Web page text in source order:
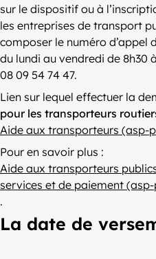
sur le dispositif ou à
les entreprises de transport
composer le numéro d’appel
du lundi au vendredi de 8h30
08 09 54 74 47.
Lien sur lequel effectuer la
pour les transporteurs
Aide aux transporteurs (asp-
Pour en savoir plus :
Aide aux transporteurs
services et de paiement
.
La date de